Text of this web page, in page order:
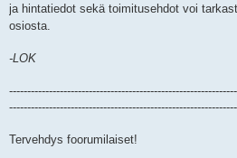
ja hintatiedot sekä toimitusehdot voi
osiosta.
-LOK
Tervehdys foorumilaiset!